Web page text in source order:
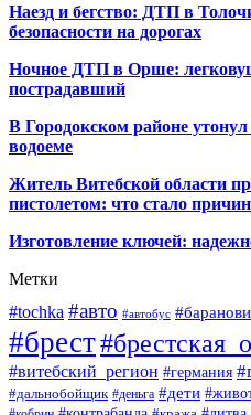
Наезд и бегство: ДТП в
безопасности на дорогах
Ночное ДТП в Орше:
пострадавший
В Городокском районе
водоеме
Житель Витебской области
пистолетом: что стало
Изготовление ключей:
Метки
#tochka #авто #автобус
#брест
#витебский_регион #германия
#дальнобойщик #деньга #дети